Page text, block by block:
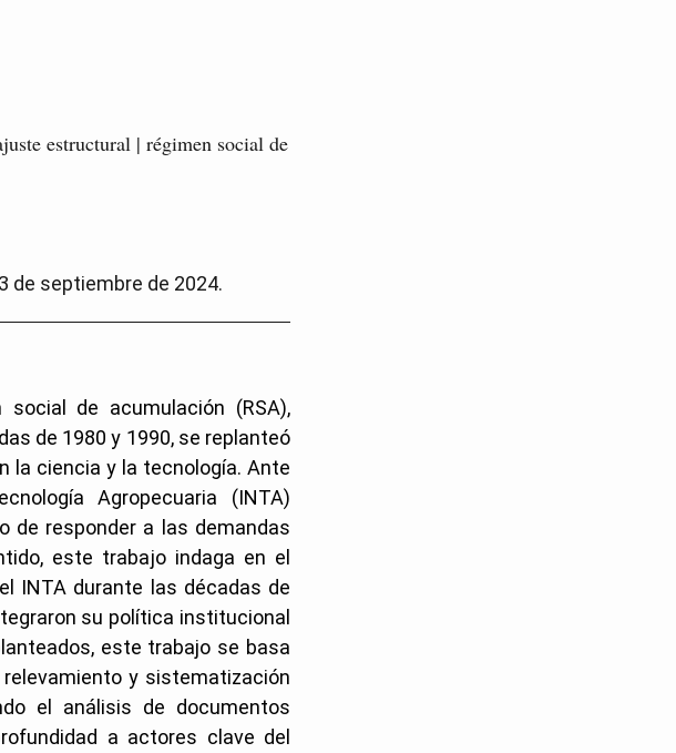
estructural | régimen social de
3 de septiembre de 2024.
de acumulación (RSA),
de 1980 y 1990, se replanteó
la ciencia y la tecnología. Ante
Agropecuaria (INTA)
de responder a las demandas
este trabajo indaga en el
INTA durante las décadas de
su política institucional
este trabajo se basa
y sistematización
el análisis de documentos
a actores clave del